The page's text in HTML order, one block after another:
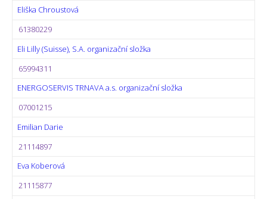
Eliška Chroustová
61380229
Eli Lilly (Suisse), S.A. organizační složka
65994311
ENERGOSERVIS TRNAVA a.s. organizační složka
07001215
Emilian Darie
21114897
Eva Koberová
21115877